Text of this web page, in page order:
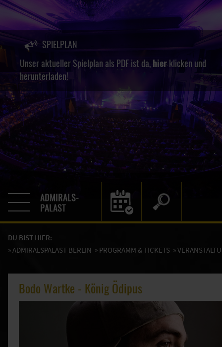
SPIELPLAN
Unser aktueller Spielplan als PDF ist da,hierklicken und
herunterladen!
DU BIST HIER:
»ADMIRALSPALAST BERLIN » PROGRAMM & TICKETS »
Bodo Wartke - König Ödipus